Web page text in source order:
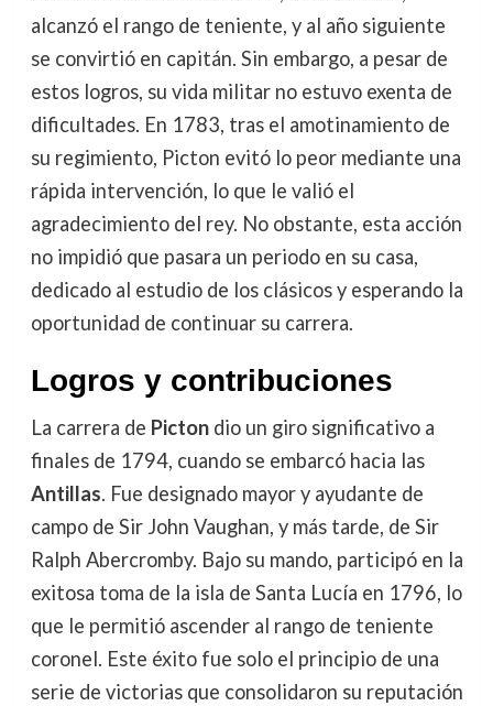
alcanzó el rango de teniente, y al año siguiente
se convirtió en capitán. Sin embargo, a pesar de
estos logros, su vida militar no estuvo exenta de
dificultades. En 1783, tras el amotinamiento de
su regimiento, Picton evitó lo peor mediante una
rápida intervención, lo que le valió el
agradecimiento del rey. No obstante, esta acción
no impidió que pasara un periodo en su casa,
dedicado al estudio de los clásicos y esperando la
oportunidad de continuar su carrera.
Logros y contribuciones
La carrera de Pictondio un giro significativo a
finales de 1794, cuando se embarcó hacia las
Antillas. Fue designado mayor y ayudante de
campo de Sir John Vaughan, y más tarde, de Sir
Ralph Abercromby. Bajo su mando, participó en la
exitosa toma de la isla de Santa Lucía en 1796, lo
que le permitió ascender al rango de teniente
coronel. Este éxito fue solo el principio de una
serie de victorias que consolidaron su reputación